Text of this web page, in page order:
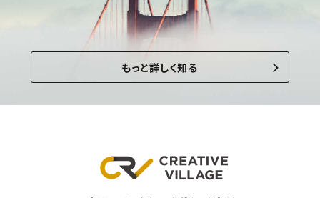
もっと詳しく知る